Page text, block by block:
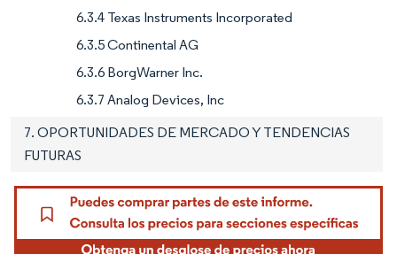
6.3.4 Texas Instruments Incorporated
6.3.5 Continental AG
6.3.6 BorgWarner Inc.
6.3.7 Analog Devices, Inc
7. OPORTUNIDADES DE MERCADO Y TENDENCIAS
FUTURAS